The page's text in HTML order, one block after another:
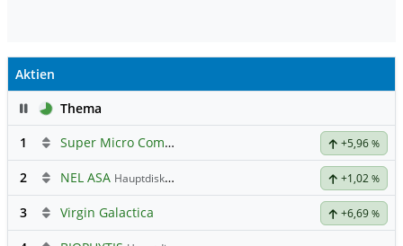
Aktien
PauseThema
1
Super Micro Computer +5,96 %
2 NEL ASA Hauptdiskussion +1,02 %
3 Virgin Galactica +6,69 %